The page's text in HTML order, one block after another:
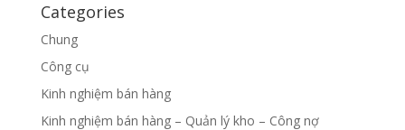
Categories
Chung
Công cụ
Kinh nghiệm bán hàng
Kinh nghiệm bán hàng – Quản lý kho – Công nợ